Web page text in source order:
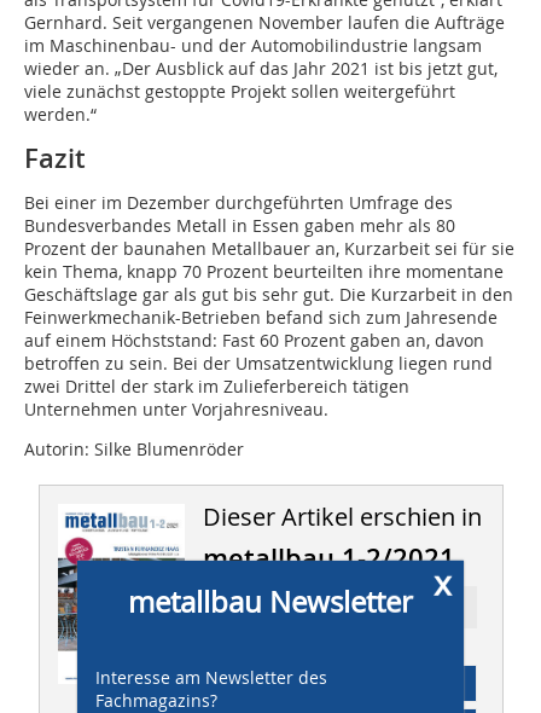
Gernhard. Seit vergangenen November laufen die Aufträge
im Maschinenbau- und der Automobilindustrie langsam
wieder an. „Der Ausblick auf das Jahr 2021 ist bis jetzt gut,
viele zunächst gestoppte Projekt sollen weitergeführt
werden.“
Fazit
Bei einer im Dezember durchgeführten Umfrage des
Bundesverbandes Metall in Essen gaben mehr als 80
Prozent der baunahen Metallbauer an, Kurzarbeit sei für sie
kein Thema, knapp 70 Prozent beurteilten ihre momentane
Geschäftslage gar als gut bis sehr gut. Die Kurzarbeit in den
Feinwerkmechanik-Betrieben befand sich zum Jahresende
auf einem Höchststand: Fast 60 Prozent gaben an, davon
betroffen zu sein. Bei der Umsatzentwicklung liegen rund
zwei Drittel der stark im Zulieferbereich tätigen
Unternehmen unter Vorjahresniveau.
Autorin: Silke Blumenröder
Dieser Artikel erschien in
metallbau 1-2/2021
Ressort: BRANCHE
Abonnement
x
metallbau Newsletter
Interesse am Newsletter des
Fachmagazins?